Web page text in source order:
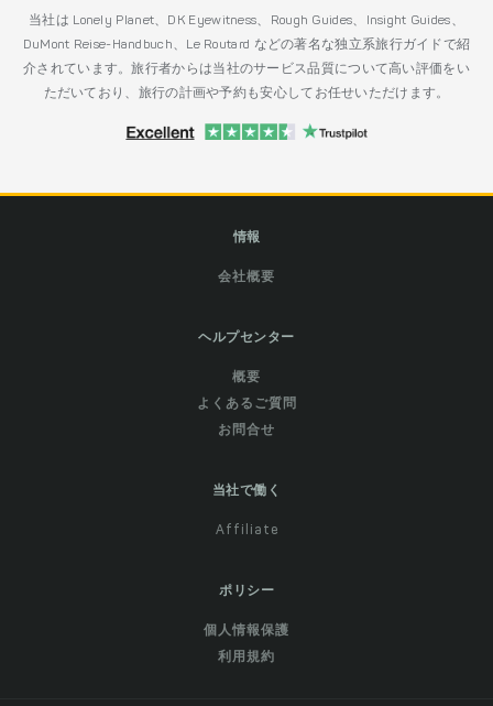
当社は Lonely Planet、DK Eyewitness、Rough Guides、Insight Guides、
DuMont Reise-Handbuch、Le Routard などの著名な独立系旅行ガイドで紹
介されています。旅行者からは当社のサービス品質について高い評価をい
ただいており、旅行の計画や予約も安心してお任せいただけます。
情報
会社概要
ヘルプセンター
概要
よくあるご質問
お問合せ
当社で働く
Affiliate
ポリシー
個人情報保護
利用規約